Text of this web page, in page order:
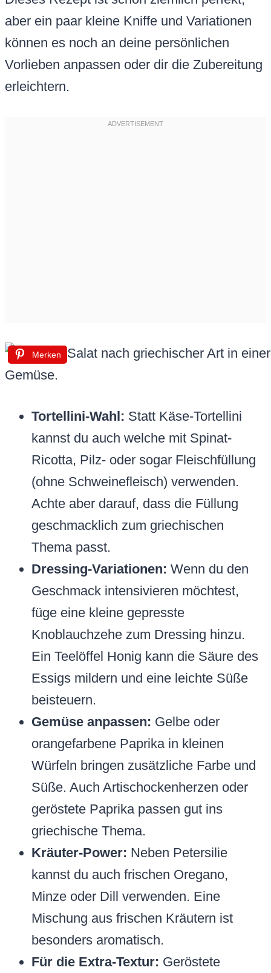
aber ein paar kleine Kniffe und Variationen
können es noch an deine persönlichen
Vorlieben anpassen oder dir die Zubereitung
erleichtern.
Merken
Tortellini-Wahl: Statt Käse-Tortellini
kannst du auch welche mit Spinat-
Ricotta, Pilz- oder sogar Fleischfüllung
(ohne Schweinefleisch) verwenden.
Achte aber darauf, dass die Füllung
geschmacklich zum griechischen
Thema passt.
Dressing-Variationen: Wenn du den
Geschmack intensivieren möchtest,
füge eine kleine gepresste
Knoblauchzehe zum Dressing hinzu.
Ein Teelöffel Honig kann die Säure des
Essigs mildern und eine leichte Süße
beisteuern.
Gemüse anpassen: Gelbe oder
orangefarbene Paprika in kleinen
Würfeln bringen zusätzliche Farbe und
Süße. Auch Artischockenherzen oder
geröstete Paprika passen gut ins
griechische Thema.
Kräuter-Power: Neben Petersilie
kannst du auch frischen Oregano,
Minze oder Dill verwenden. Eine
Mischung aus frischen Kräutern ist
besonders aromatisch.
Für die Extra-Textur: Geröstete